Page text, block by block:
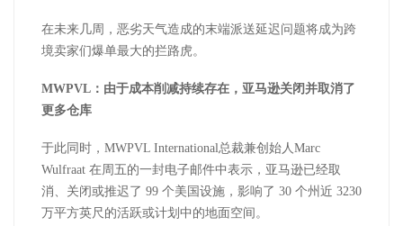
在未来几周，恶劣天气造成的末端派送延迟问题将成为跨
境卖家们爆单最大的拦路虎。
MWPVL：由于成本削减持续存在，亚马逊关闭并取消了
更多仓库
于此同时，MWPVL International总裁兼创始人Marc
Wulfraat 在周五的一封电子邮件中表示，亚马逊已经取
消、关闭或推迟了 99 个美国设施，影响了 30 个州近 3230
万平方英尺的活跃或计划中的地面空间。